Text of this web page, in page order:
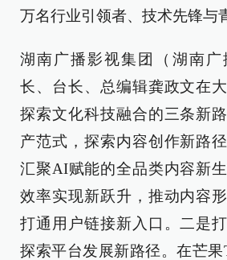
万名行业引领者、技术先锋与
湖南广播影视集团（湖南
长、台长、总编辑龚政文在
探索文化科技融合的三条新
产范式，探索内容创作新路
汇聚AI赋能的全品类内容新
效率实现新跃升，推动内容
打通用户链接新入口。二是
探索平台发展新路径。在芒